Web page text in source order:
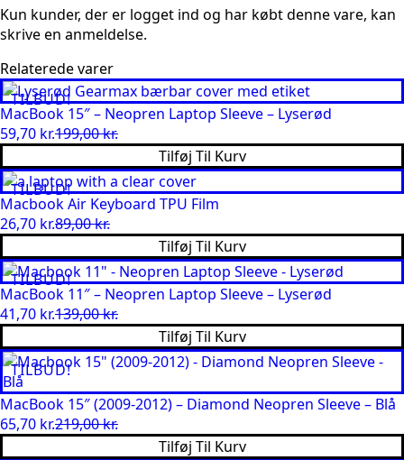
Kun kunder, der er logget ind og har købt denne vare, kan
skrive en anmeldelse.
Relaterede varer
TILBUD!
MacBook 15″ – Neopren Laptop Sleeve – Lyserød
199,00kr.
Den
oprindelige
pris
var:
199,00 kr..
59,70 kr.
Den
aktuelle
pris
er:
59,70 kr..
Tilføj Til Kurv
TILBUD!
Macbook Air Keyboard TPU Film
89,00kr.
Den
oprindelige
pris
var:
89,00 kr..
26,70 kr.
Den
aktuelle
pris
er:
26,70 kr..
Tilføj Til Kurv
TILBUD!
MacBook 11″ – Neopren Laptop Sleeve – Lyserød
139,00kr.
Den
oprindelige
pris
var:
139,00 kr..
41,70 kr.
Den
aktuelle
pris
er:
41,70 kr..
Tilføj Til Kurv
TILBUD!
MacBook 15″ (2009-2012) – Diamond Neopren Sleeve – Blå
219,00kr.
Den
oprindelige
65,70 kr.
Den
aktuelle
Tilføj Til Kurv